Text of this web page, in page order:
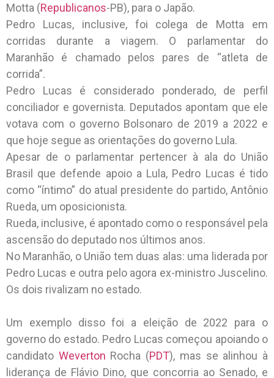
Motta (Republicanos-PB), para o Japão.
Pedro Lucas, inclusive, foi colega de Motta em
corridas durante a viagem. O parlamentar do
Maranhão é chamado pelos pares de “atleta de
corrida”.
Pedro Lucas é considerado ponderado, de perfil
conciliador e governista. Deputados apontam que ele
votava com o governo Bolsonaro de 2019 a 2022 e
que hoje segue as orientações do governo Lula.
Apesar de o parlamentar pertencer à ala do União
Brasil que defende apoio a Lula, Pedro Lucas é tido
como “íntimo” do atual presidente do partido, Antônio
Rueda, um oposicionista.
Rueda, inclusive, é apontado como o responsável pela
ascensão do deputado nos últimos anos.
No Maranhão, o União tem duas alas: uma liderada por
Pedro Lucas e outra pelo agora ex-ministro Juscelino.
Os dois rivalizam no estado.
Um exemplo disso foi a eleição de 2022 para o
governo do estado. Pedro Lucas começou apoiando o
candidato Weverton Rocha (PDT), mas se alinhou à
liderança de Flávio Dino, que concorria ao Senado, e